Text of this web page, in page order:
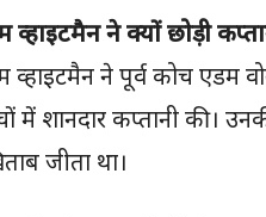
व्हाइटमैन ने क्यों छोड़ी
व्हाइटमैन ने पूर्व कोच एडम
में शानदार कप्तानी की।
जीता था।